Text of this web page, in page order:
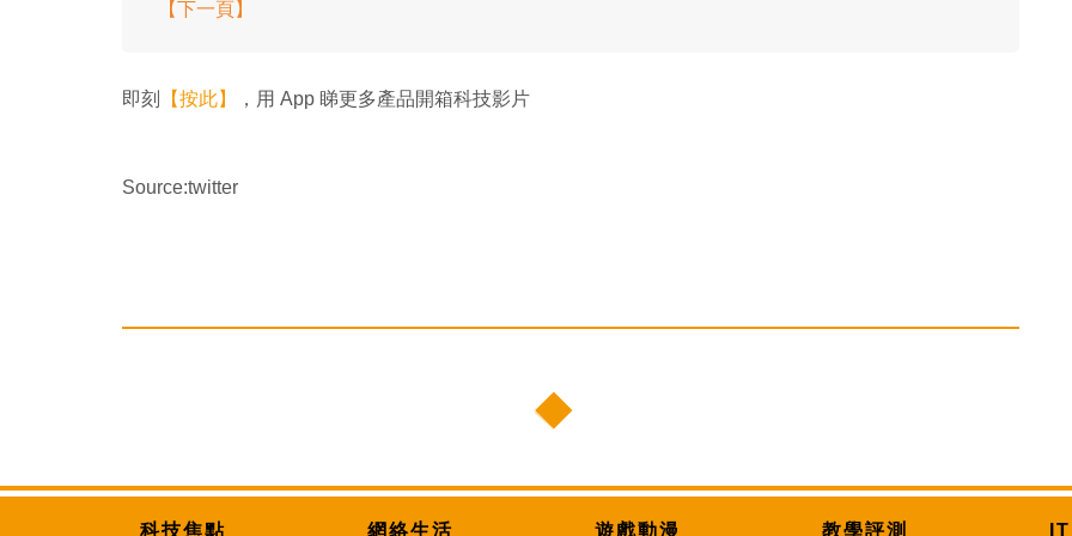
【下一頁】
即刻 【按此】 ，用 App 睇更多產品開箱科技影片
Source:twitter
科技焦點 網絡生活 遊戲動漫 教學評測